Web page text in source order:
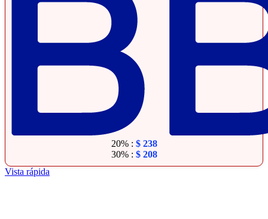
20% : $238
30% : $208
Vista rápida